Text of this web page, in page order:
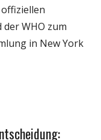
WHO zum
in New York